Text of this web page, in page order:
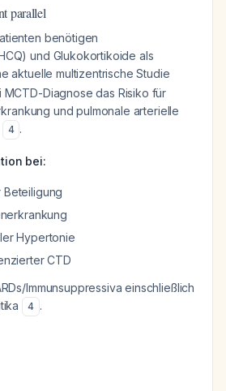
parallel
benötigen
und Glukokortikoide als
aktuelle multizentrische Studie
Diagnose das Risiko für
und pulmonale arterielle
4 .
bei:
Beteiligung
Hypertonie
CTD
Immunsuppressiva einschließlich
4 .